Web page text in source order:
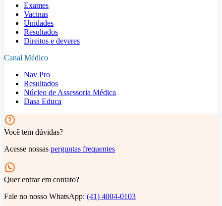
Exames
Vacinas
Unidades
Resultados
Direitos e deveres
Canal Médico
Nav Pro
Resultados
Núcleo de Assessoria Médica
Dasa Educa
Você tem dúvidas?
Acesse nossas perguntas frequentes
Quer entrar em contato?
Fale no nosso WhatsApp: (41) 4004-0103